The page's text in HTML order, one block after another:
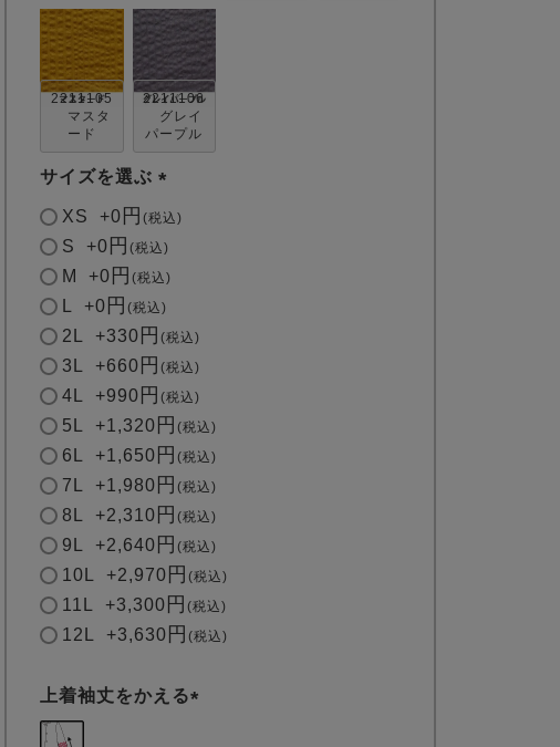
2211105
マスタ
ード
2211106
グレイ
パープル
サイズを選ぶ
(
)
XS +0 税込
S +0 税込
M +0 税込
+0 税込
2L +330 税込
3L +660 税込
4L +990 税込
5L +1,320 税込
6L +1,650 税込
7L +1,980 税込
8L +2,310 税込
9L +2,640 税込
10L +2,970 税込
11L +3,300 税込
12L +3,630 税込
上着袖丈をかえる